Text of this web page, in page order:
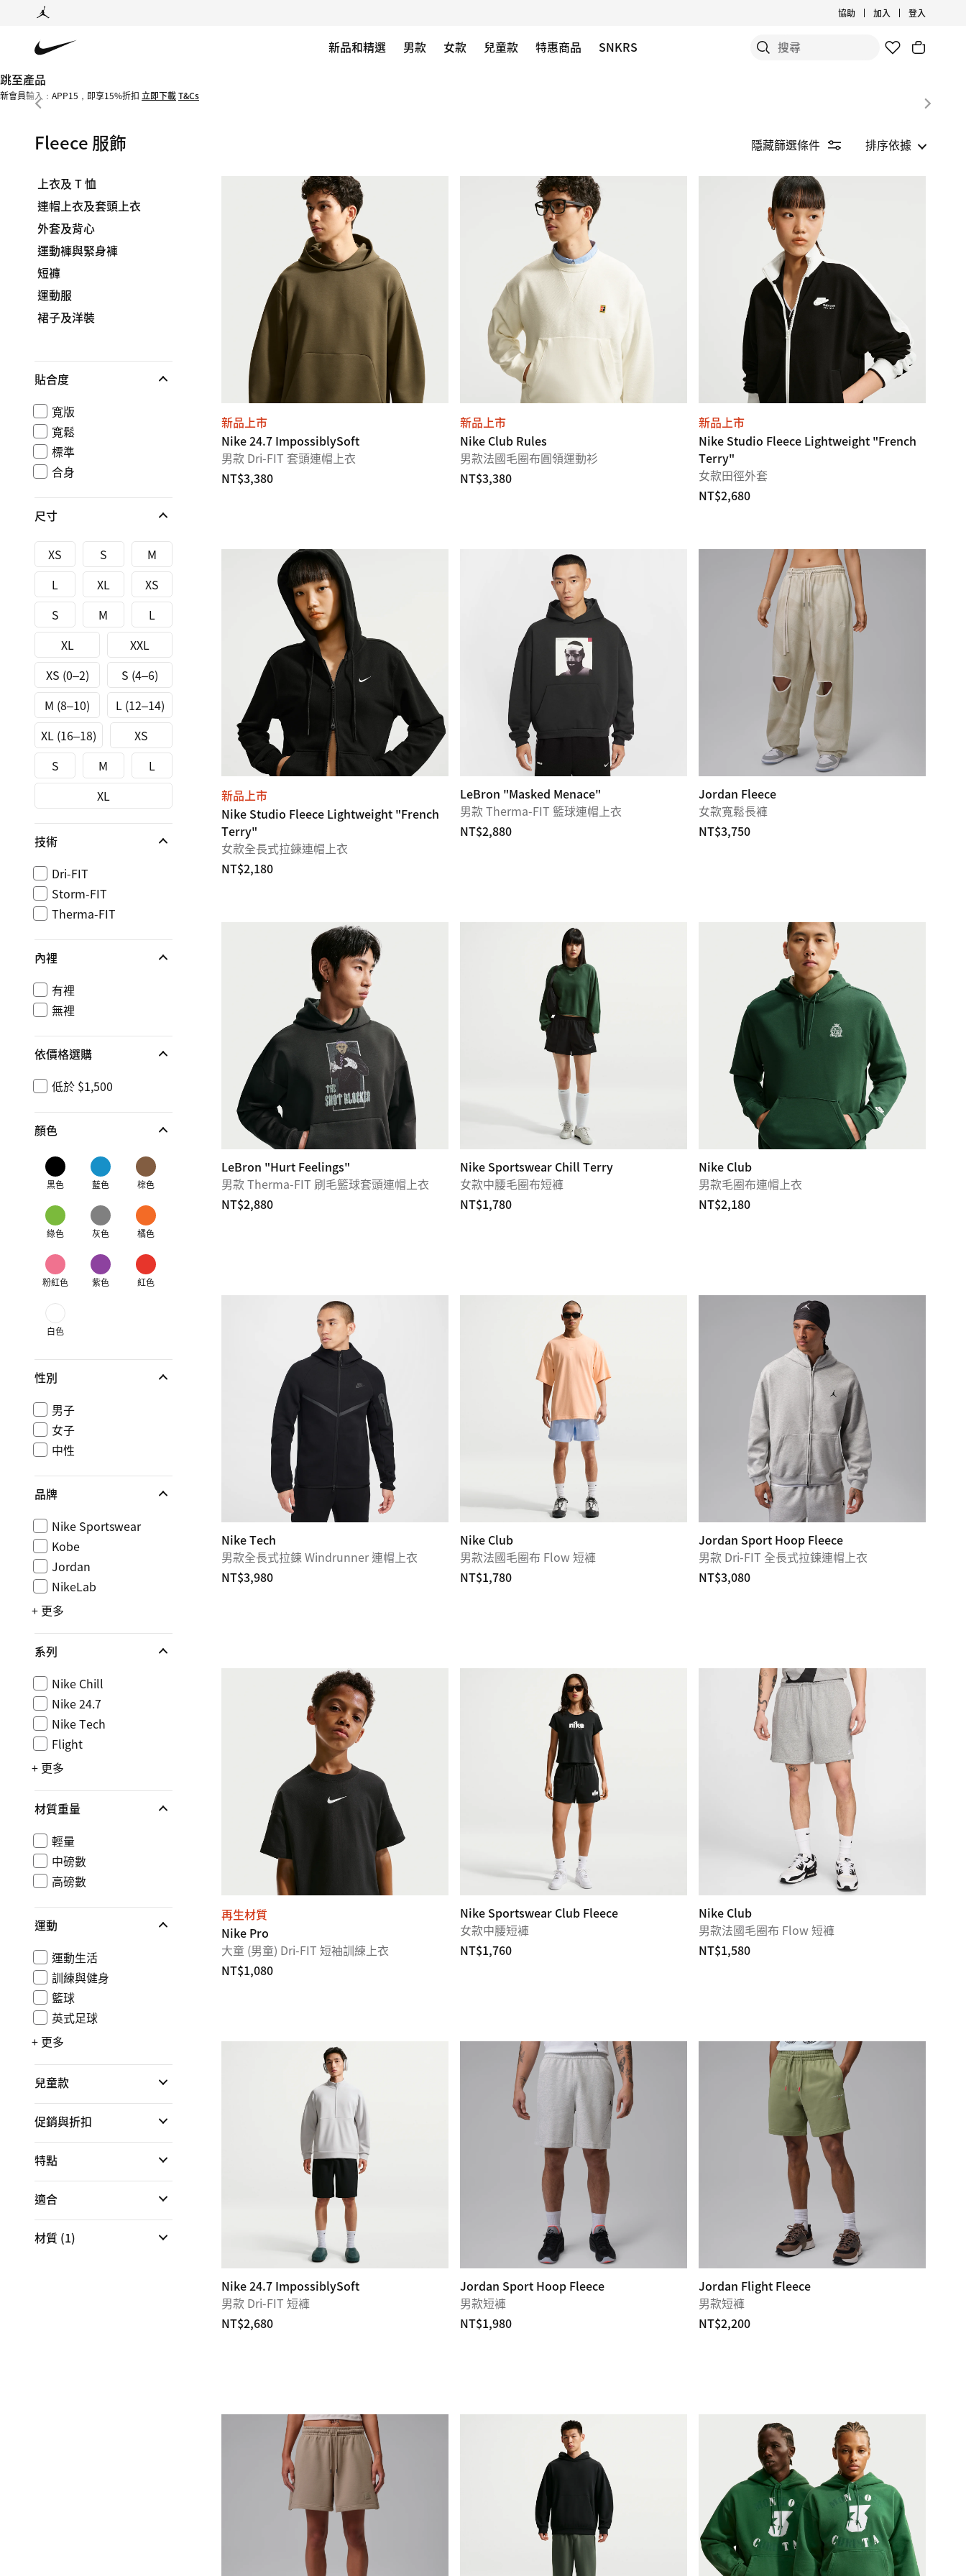
協助 加入 登入
新品和精選 男款 女款 兒童款 特惠商品
SNKRS
跳至產品
新會員輸入：APP15，即享15%折扣 立即下載T&Cs
Fleece 服飾 隱藏篩選條件 排序依據
上衣及 T 恤
連帽上衣及套頭上衣
外套及背心
運動褲與緊身褲
短褲
運動服
裙子及洋裝
貼合度
寬版
寬鬆
標準
合身
尺寸
XS S
M
L
XL
XS
S
M
L
XL
XXL
XS (0–2)
S (4–6)
M (8–10)
L (12–14)
XL (16–18)
XS
S
M
L
XL
技術
Dri-FIT
Storm-FIT
Therma-FIT
內裡
有裡
無裡
依價格選購
低於 $1,500
顏色
黑色 藍色 棕色
綠色 灰色 橘色
粉紅色 紫色 紅色
白色
性別
男子
女子
中性
品牌
Nike Sportswear
Kobe
Jordan
NikeLab
+ 更多
系列
Nike Chill
Nike 24.7
Nike Tech
Flight
+ 更多
材質重量
輕量
中磅數
高磅數
運動
運動生活
訓練與健身
籃球
英式足球
+ 更多
兒童款
促銷與折扣
特點
適合
材質 (1)
新品上市
Nike 24.7 ImpossiblySoft
男款 Dri-FIT 套頭連帽上衣
NT$3,380
新品上市
Nike Club Rules
男款法國毛圈布圓領運動衫
NT$3,380
新品上市
Nike Studio Fleece Lightweight "French
Terry"
女款田徑外套
NT$2,680
新品上市
Nike Studio Fleece Lightweight "French
Terry"
女款全長式拉鍊連帽上衣
NT$2,180
LeBron "Masked Menace"
男款 Therma-FIT 籃球連帽上衣
NT$2,880
Jordan Fleece
女款寬鬆長褲
NT$3,750
LeBron "Hurt Feelings"
男款 Therma-FIT 刷毛籃球套頭連帽上衣
NT$2,880
Nike Sportswear Chill Terry
女款中腰毛圈布短褲
NT$1,780
Nike Club
男款毛圈布連帽上衣
NT$2,180
Nike Tech
男款全長式拉鍊 Windrunner 連帽上衣
NT$3,980
Nike Club
男款法國毛圈布 Flow 短褲
NT$1,780
Jordan Sport Hoop Fleece
男款 Dri-FIT 全長式拉鍊連帽上衣
NT$3,080
再生材質
Nike Pro
大童 (男童) Dri-FIT 短袖訓練上衣
NT$1,080
Nike Sportswear Club Fleece
女款中腰短褲
NT$1,760
Nike Club
男款法國毛圈布 Flow 短褲
NT$1,580
Nike 24.7 ImpossiblySoft
男款 Dri-FIT 短褲
NT$2,680
Jordan Sport Hoop Fleece
男款短褲
NT$1,980
Jordan Flight Fleece
男款短褲
NT$2,200